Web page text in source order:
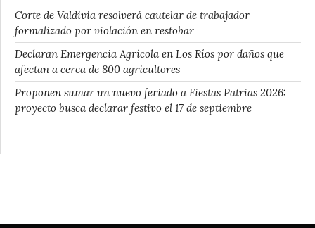
Corte de Valdivia resolverá cautelar de trabajador
formalizado por violación en restobar
Declaran Emergencia Agrícola en Los Ríos por daños que
afectan a cerca de 800 agricultores
Proponen sumar un nuevo feriado a Fiestas Patrias 2026:
proyecto busca declarar festivo el 17 de septiembre